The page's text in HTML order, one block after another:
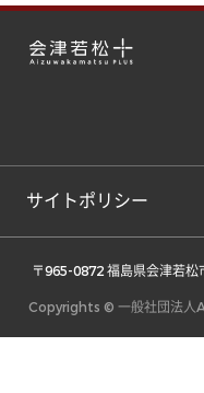
サイトポリシー
〒965-0872 福島県会津若
Copyrights © 一般社団法人